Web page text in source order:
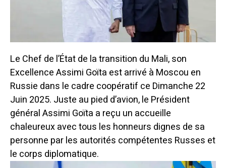
Le Chef de l’État de la transition du Mali, son
Excellence Assimi Goïta est arrivé à Moscou en
Russie dans le cadre coopératif ce Dimanche 22
Juin 2025. Juste au pied d’avion, le Président
général Assimi Goïta a reçu un accueille
chaleureux avec tous les honneurs dignes de sa
personne par les autorités compétentes Russes et
le corps diplomatique.